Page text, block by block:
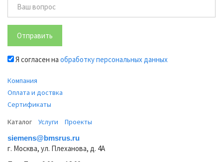
Отправить
Я согласен на обработку персональных данных
Компания
Оплата и доствка
Сертификаты
Каталог
Услуги Проекты
siemens@bmsrus.ru
г. Москва, ул. Плеханова, д. 4А